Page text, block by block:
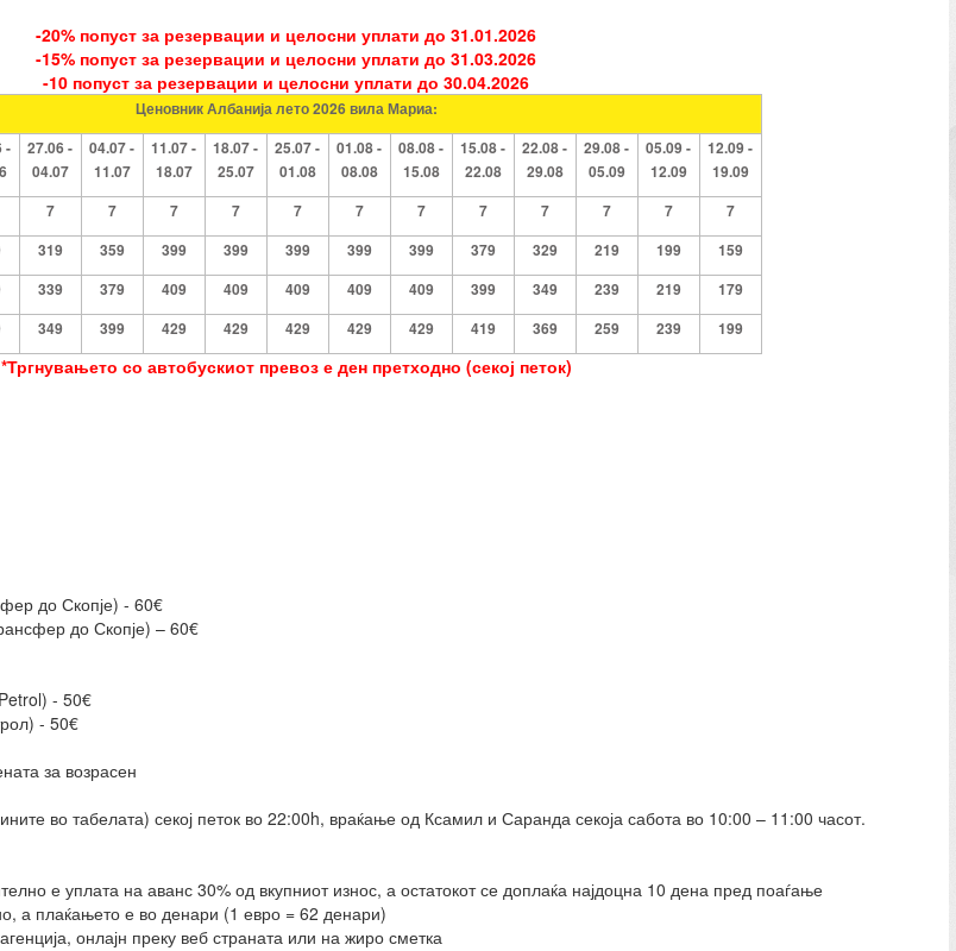
-20% попуст за резервации и целосни уплати до 31.01.2026
-15% попуст за резервации и целосни уплати до 31.03.2026
-10 попуст за резервации и целосни уплати до 30.04.2026
Ценовник Албанија лето 2026 вила Мариа:
-
27.06 -
04.07
04.07 -
11.07
11.07 -
18.07
18.07 -
25.07
25.07 -
01.08
01.08 -
08.08
08.08 -
15.08
15.08 -
22.08
22.08 -
29.08
29.08 -
05.09
05.09 -
12.09
12.09 -
19.09
7 7 7 7 7 7 7 7 7 7 7
7
319 359 399 399 399 399 399 379 329 219 199
159
339 379 409 409 409 409 409 399 349 239 219
179
349 399 429 429 429 429 429 419 369 259 239 199
*Тргнувањето со автобускиот превоз е ден претходно (секој петок)
до Скопје) - 60€
до Скопје) – 60€
- 50€
- 50€
за возрасен
во табелата) секој петок во 22:00h, враќање од Ксамил и Саранда секоја сабота во 10:00 – 11:00 часот.
е уплата на аванс 30% од вкупниот износ, а остатокот се доплаќа најдоцна 10 дена пред поаѓање
а плаќањето е во денари (1 евро = 62 денари)
онлајн преку веб страната или на жиро сметка